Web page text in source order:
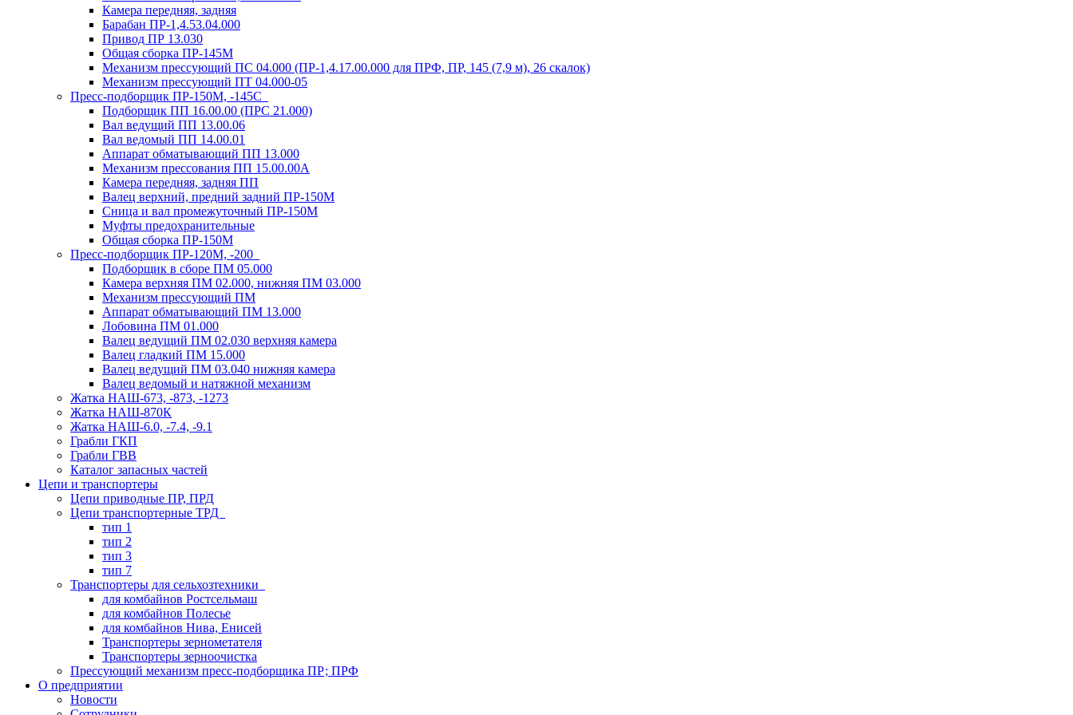
Камера передняя, задняя
Барабан ПР-1,4.53.04.000
Привод ПР 13.030
Общая сборка ПР-145М
Механизм прессующий ПС 04.000 (ПР-1,4.17.00.000 для ПРФ, ПР, 145 (7,9 м), 26 скалок)
Механизм прессующий ПТ 04.000-05
Пресс-подборщик ПР-150М, -145С
Подборщик ПП 16.00.00 (ПРС 21.000)
Вал ведущий ПП 13.00.06
Вал ведомый ПП 14.00.01
Аппарат обматывающий ПП 13.000
Механизм прессования ПП 15.00.00А
Камера передняя, задняя ПП
Валец верхний, предний задний ПР-150М
Сница и вал промежуточный ПР-150М
Муфты предохранительные
Общая сборка ПР-150М
Пресс-подборщик ПР-120М, -200
Подборщик в сборе ПМ 05.000
Камера верхняя ПМ 02.000, нижняя ПМ 03.000
Механизм прессующий ПМ
Аппарат обматывающий ПМ 13.000
Лобовина ПМ 01.000
Валец ведущий ПМ 02.030 верхняя камера
Валец гладкий ПМ 15.000
Валец ведущий ПМ 03.040 нижняя камера
Валец ведомый и натяжной механизм
Жатка НАШ-673, -873, -1273
Жатка НАШ-870К
Жатка НАШ-6.0, -7.4, -9.1
Грабли ГКП
Грабли ГВВ
Каталог запасных частей
Цепи и транспортеры
Цепи приводные ПР, ПРД
Цепи транспортерные ТРД
тип 1
тип 2
тип 3
тип 7
Транспортеры для сельхозтехники
для комбайнов Ростсельмаш
для комбайнов Полесье
для комбайнов Нива, Енисей
Транспортеры зернометателя
Транспортеры зерноочистка
Прессующий механизм пресс-подборщика ПР; ПРФ
О предприятии
Новости